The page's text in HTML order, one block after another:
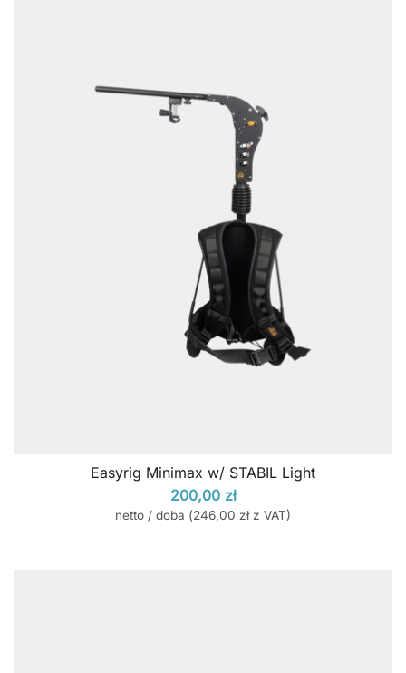
Easyrig Minimax w/ STABIL Light
200,00 zł
netto / doba (246,00 złz VAT)